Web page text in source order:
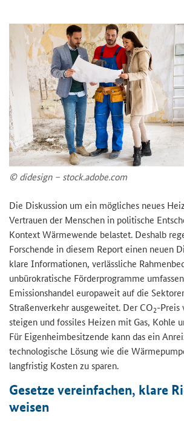
© didesign – stock.adobe.com
Die Diskussion um ein mögliches neues
Vertrauen der Menschen in politische
Kontext Wärmewende belastet. Deshalb
Forschende in diesem Report einen neuen
klare Informationen, verlässliche
unbürokratische Förderprogramme
Emissionshandel europaweit auf die
Straßenverkehr ausgeweitet. Der CO2-Preis
steigen und fossiles Heizen mit Gas, Kohle
Für Eigenheimbesitzende kann das ein
technologische Lösung wie die
langfristig Kosten zu sparen.
Gesetze vereinfachen, klare
weisen